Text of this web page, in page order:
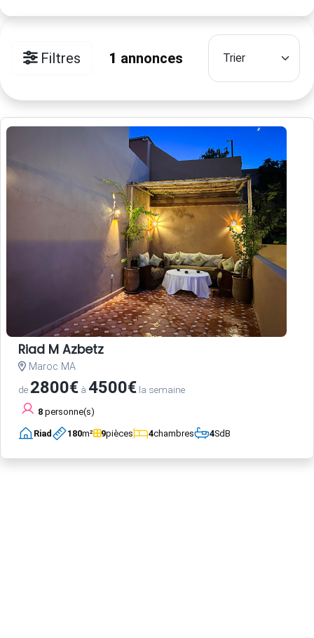
Filtres 1 annonces
Riad M Azbetz
Maroc MA
de 2800€ à 4500€ la semaine
8 personne(s)
Riad 180m² 9pièces 4chambres 4SdB